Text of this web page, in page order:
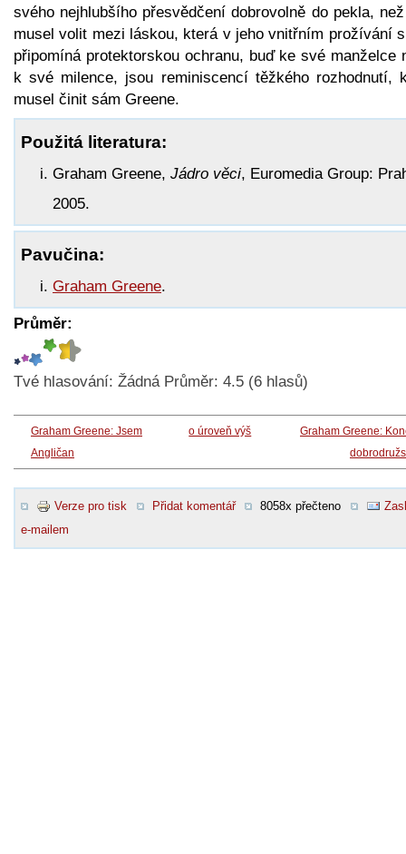
svého nejhlubšího přesvědčení dobrovolně do pekla,
musel volit mezi láskou, která v jeho vnitřním prožívání
připomíná protektorskou ochranu, buď ke své manželce
k své milence, jsou reminiscencí těžkého rozhodnutí,
musel činit sám Greene.
Použitá literatura:
Graham Greene, Jádro věci, Euromedia Group:
2005.
Pavučina:
Graham Greene.
Průměr:
Tvé hlasování: Žádná Průměr: 4.5 (6 hlasů)
Graham Greene: Jsem
Angličan
o úroveň výš
Graham Greene:
Verze pro tisk Přidat komentář 8058x přečteno
e-mailem